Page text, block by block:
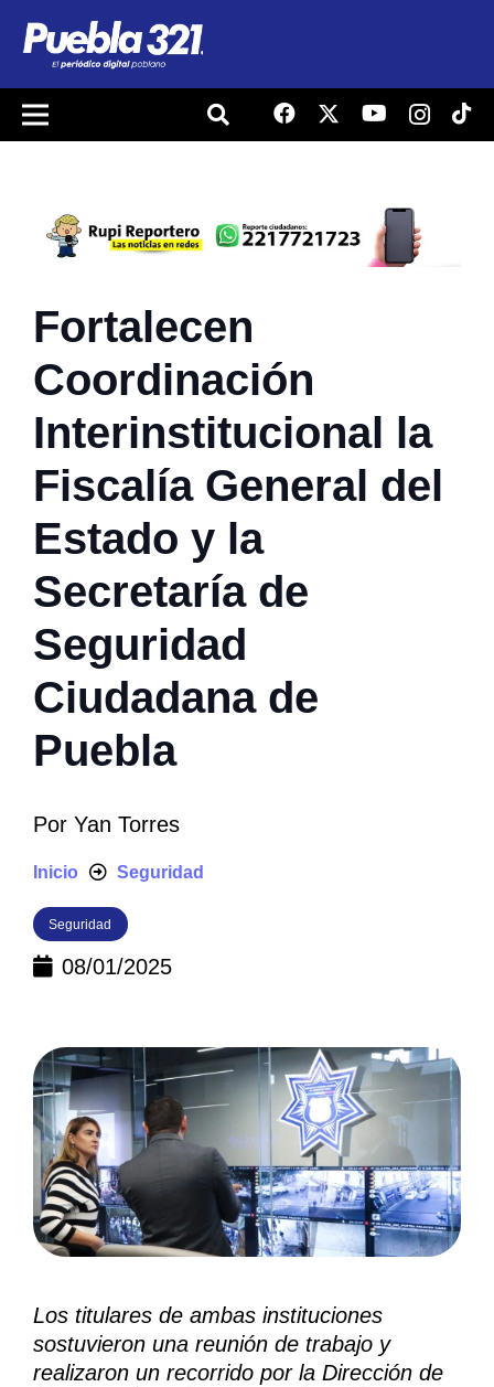
Fortalecen
Coordinación
Interinstitucional la
Fiscalía General del
Estado y la
Secretaría de
Seguridad
Ciudadana de
Puebla
Por Yan Torres
Inicio Seguridad
Seguridad
08/01/2025
Los titulares de ambas instituciones
sostuvieron una reunión de trabajo y
realizaron un recorrido por la Dirección de